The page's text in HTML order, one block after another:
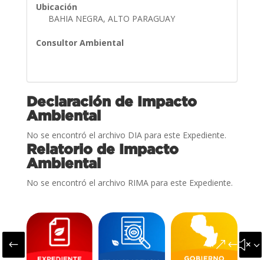
Ubicación
BAHIA NEGRA, ALTO PARAGUAY
Consultor Ambiental
Declaración de Impacto
Ambiental
No se encontró el archivo DIA para este Expediente.
Relatorio de Impacto
Ambiental
No se encontró el archivo RIMA para este Expediente.
#